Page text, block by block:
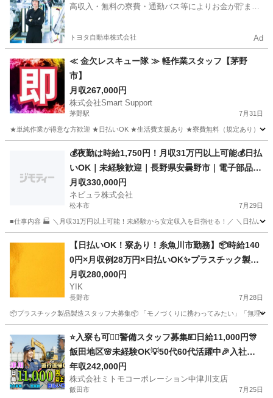
高収入・無料の寮費・通勤バス等によりお金が貯まり
トヨタ自動車株式会社 Ad
≪ 金欠レスキュー隊 ≫ 軽作業スタッフ【茅野
市】
月収267,000円
株式会社Smart Support
茅野駅 7月31日
★単純作業が得意な方歓迎 ★日払いOK ★生活費支援あり ★寮費無料（規定あり） ★
茅野駅 その他 単純作業
💰夜勤は時給1,750円！月収31万円以上可能💰日払
いOK｜未経験歓迎｜長野県安曇野市｜電子部品の
製造スタッフ【141106】
月収330,000円
ネビュラ株式会社
松本市 7月29日
■仕事内容 🏭 ＼月収31万円以上可能！未経験から安定収入を目指せる！／ ＼日払い
その他 未経験
【日払いOK！寮あり！糸魚川市勤務】📦時給140
0円×月収例28万円×日払いOK✨プラスチック製品
製造staff募集！＜ID：140391＞
月収280,000円
YIK
長野市 7月28日
📦プラスチック製品製造スタッフ大募集📦 「モノづくりに携わってみたい」「無理
その他 未経験
⭐入寮も可👮‍♂️警備スタッフ募集💴日給11,000円🎊
飯田地区🌸未経験OK💡50代60代活躍中🎉入社祝
金5万円支給🏠安定勤務
年収242,000円
株式会社ミトモコーポレーション中津川支店
飯田市 7月25日